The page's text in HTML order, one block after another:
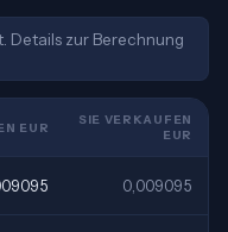
Details zur Berechnung
EUR
SIE VERKAUFEN
EUR
0,009095